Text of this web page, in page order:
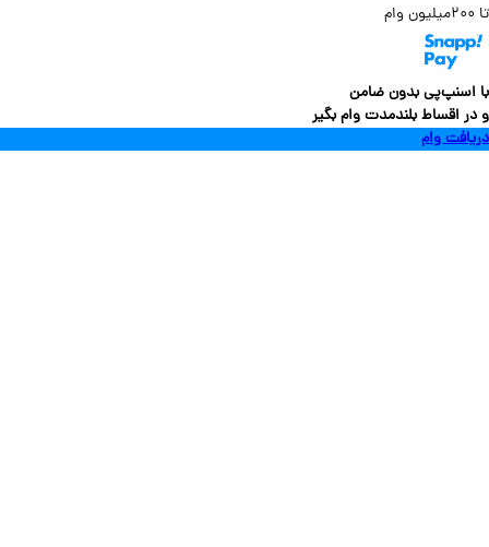
بدون ضامن
بلندمدت وام بگیر
وام